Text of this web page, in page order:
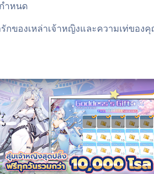
ำหนด
ของเหล่าเจ้าหญิงและความเท่ของ